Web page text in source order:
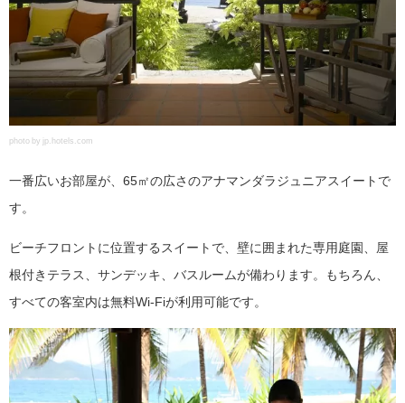
photo by jp.hotels.com
一番広いお部屋が、65㎡の広さのアナマンダラジュニアスイートで
す。
ビーチフロントに位置するスイートで、壁に囲まれた専用庭園、屋
根付きテラス、サンデッキ、バスルームが備わります。もちろん、
すべての客室内は無料Wi-Fiが利用可能です。